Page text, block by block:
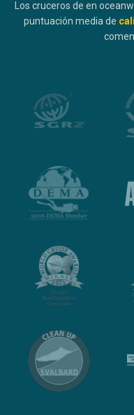
Los cruceros de en
puntuación media de